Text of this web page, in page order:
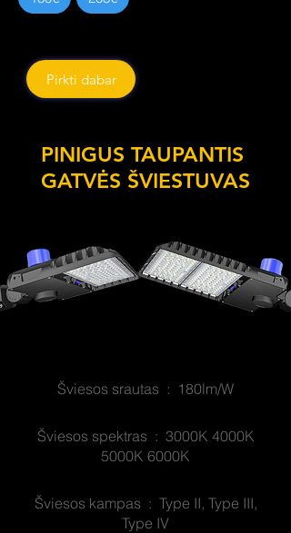
Pirkti dabar
PINIGUS TAUPANTIS
GATVĖS ŠVIESTUVAS
Šviesos srautas : 180lm/W
Šviesos spektras : 3000K 4000K
5000K 6000K
Šviesos kampas : Type II, Type III,
Type IV